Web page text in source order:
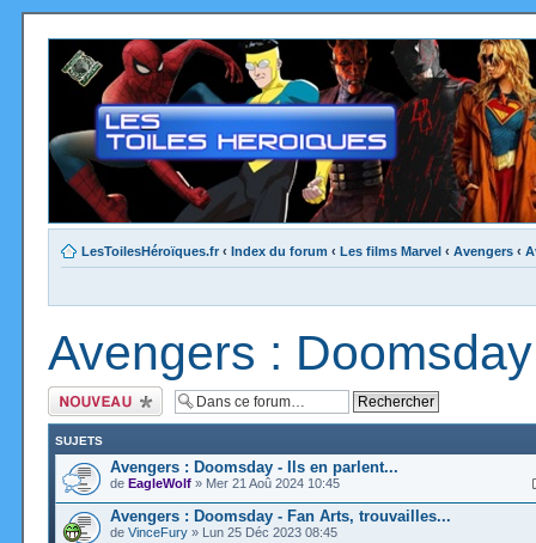
LesToilesHéroïques.fr ‹ Index du forum ‹ Les films Marvel ‹ Avengers ‹
Avengers : Doomsday
Ecrire un nouveau
sujet
SUJETS
Avengers : Doomsday - Ils en parlent...
de EagleWolf » Mer 21 Aoû 2024 10:45
Avengers : Doomsday - Fan Arts, trouvailles...
de VinceFury » Lun 25 Déc 2023 08:45